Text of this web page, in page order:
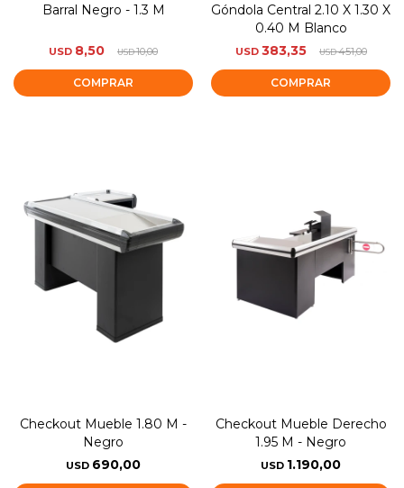
Barral Negro - 1.3 M
USD 8,50 USD10,00
Góndola Central 2.10 X 1.30 X
0.40 M Blanco
USD 383,35 USD451,00
Checkout Mueble 1.80 M -
Negro
USD 690,00
Checkout Mueble Derecho
1.95 M - Negro
USD 1.190,00